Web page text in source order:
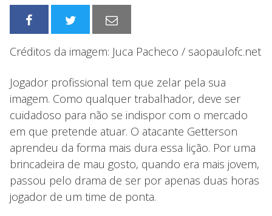
Créditos da imagem: Juca Pacheco / saopaulofc.net
Jogador profissional tem que zelar pela sua
imagem. Como qualquer trabalhador, deve ser
cuidadoso para não se indispor com o mercado
em que pretende atuar. O atacante Getterson
aprendeu da forma mais dura essa lição. Por uma
brincadeira de mau gosto, quando era mais jovem,
passou pelo drama de ser por apenas duas horas
jogador de um time de ponta.